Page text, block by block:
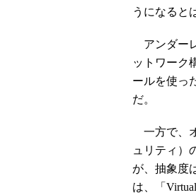
うになると
アンダー
ットワーク
ールを使っ
だ。
一方で、
ュリティ）
が、抽象度
は、「